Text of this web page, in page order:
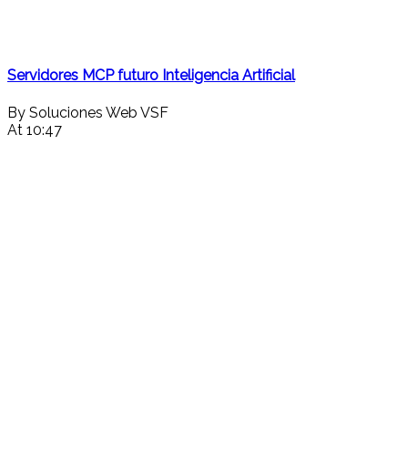
Servidores MCP futuro Inteligencia Artificial
By Soluciones Web VSF
At 10:47